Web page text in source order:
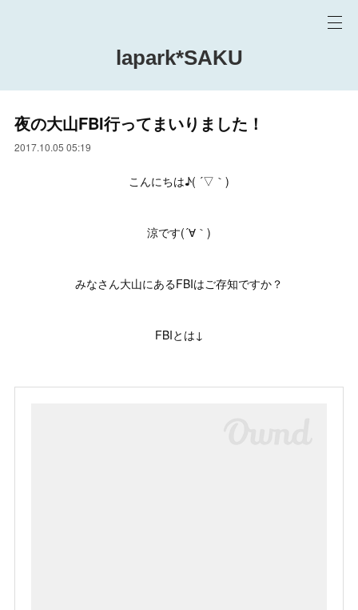
lapark*SAKU
夜の大山FBI行ってまいりました！
2017.10.05 05:19
こんにちは♪( ´▽｀)
涼です(´∀｀)
みなさん大山にあるFBIはご存知ですか？
FBIとは↓